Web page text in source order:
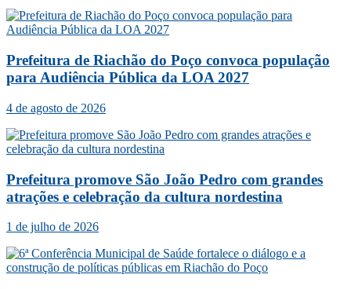
Prefeitura de Riachão do Poço convoca população
para Audiência Pública da LOA 2027
4 de agosto de 2026
Prefeitura promove São João Pedro com grandes
atrações e celebração da cultura nordestina
1 de julho de 2026